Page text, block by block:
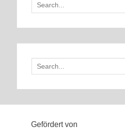
for:
Search
for:
Gefördert von